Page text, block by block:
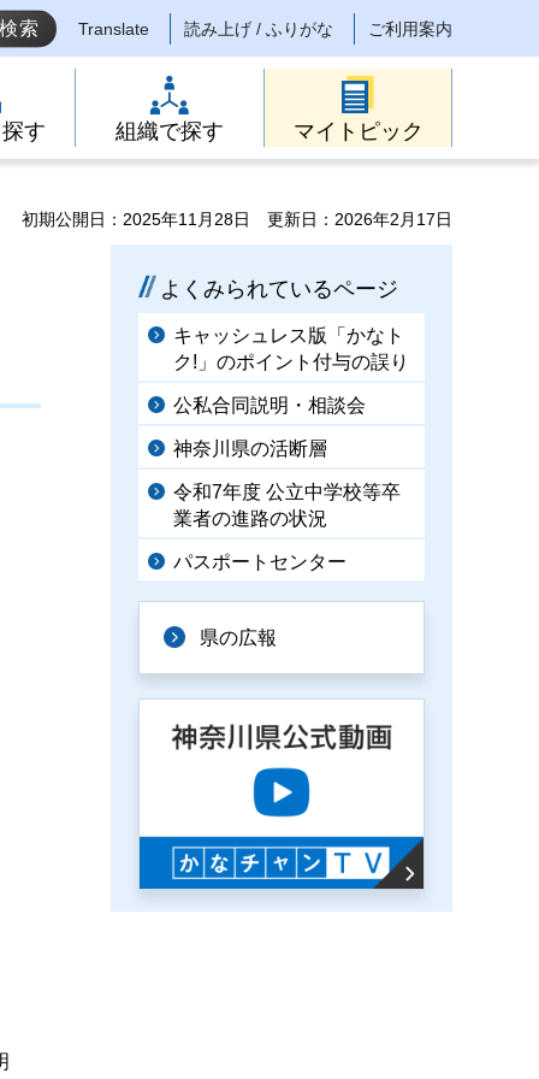
Translate 読み上げ / ふりがな ご利用案内
す 組織で探す マイトピック
初期公開日：2025年11月28日 更新日：2026年2月17日
よくみられているページ
キャッシュレス版「かなト
ク!」のポイント付与の誤り
公私合同説明・相談会
神奈川県の活断層
令和7年度 公立中学校等卒
業者の進路の状況
パスポートセンター
県の広報